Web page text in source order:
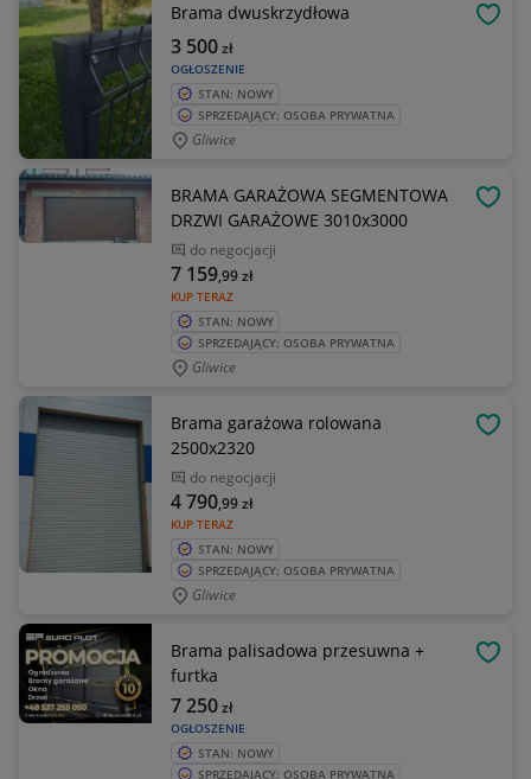
Brama dwuskrzydłowa
OGŁOSZENIE
3 500zł
STAN: NOWY
SPRZEDAJĄCY: OSOBA PRYWATNA
Gliwice
BRAMA GARAŻOWA SEGMENTOWA
DRZWI GARAŻOWE 3010x3000
do negocjacji
KUP TERAZ
7 159,99zł
STAN: NOWY
SPRZEDAJĄCY: OSOBA PRYWATNA
Gliwice
Brama garażowa rolowana
2500x2320
do negocjacji
KUP TERAZ
4 790,99zł
STAN: NOWY
SPRZEDAJĄCY: OSOBA PRYWATNA
Gliwice
Brama palisadowa przesuwna +
furtka
OGŁOSZENIE
7 250zł
STAN: NOWY
SPRZEDAJĄCY: OSOBA PRYWATNA